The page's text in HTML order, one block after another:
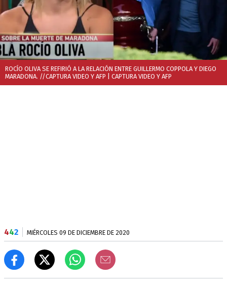
ROCÍO OLIVA SE REFIRIÓ A LA RELACIÓN ENTRE GUILLERMO COPPOLA Y DIEGO
MARADONA. //CAPTURA VIDEO Y AFP | CAPTURA VIDEO Y AFP
442 MIÉRCOLES 09 DE DICIEMBRE DE 2020